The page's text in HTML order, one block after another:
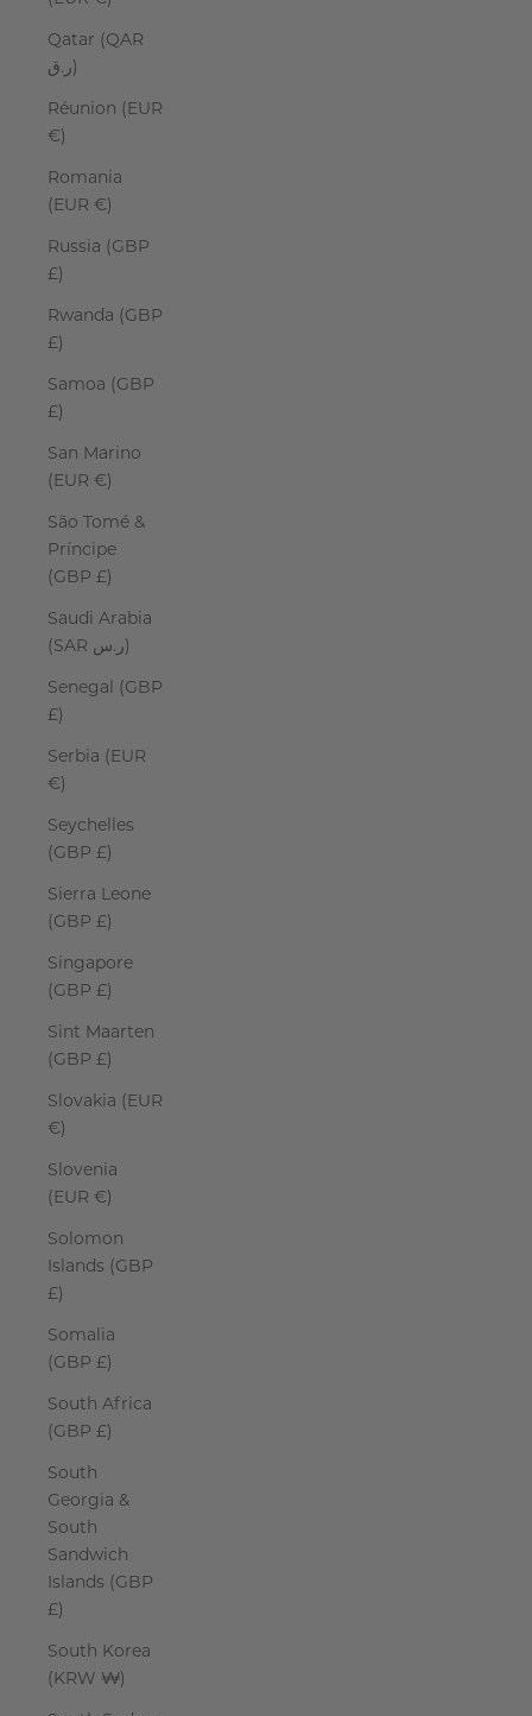
Qatar (QAR
ر.ق)
Réunion (EUR
€)
Romania
(EUR €)
Russia (GBP
£)
Rwanda (GBP
£)
Samoa (GBP
£)
San Marino
(EUR €)
São Tomé &
Príncipe
(GBP £)
Saudi Arabia
(SAR ر.س)
Senegal (GBP
£)
Serbia (EUR
€)
Seychelles
(GBP £)
Sierra Leone
(GBP £)
Singapore
(GBP £)
Sint Maarten
(GBP £)
Slovakia (EUR
€)
Slovenia
(EUR €)
Solomon
Islands (GBP
£)
Somalia
(GBP £)
South Africa
(GBP £)
South
Georgia &
South
Sandwich
Islands (GBP
£)
South Korea
(KRW ₩)